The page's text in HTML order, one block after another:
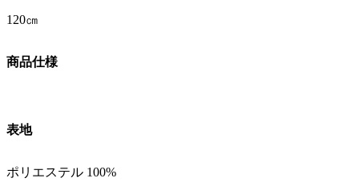
120㎝
商品仕様
表地
ポリエステル 100%